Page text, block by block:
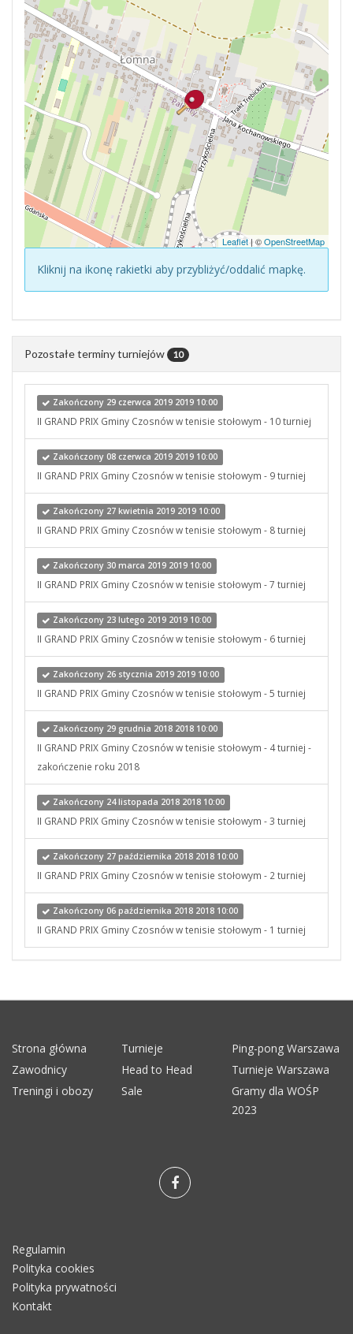
Leaflet| ©OpenStreetMap
Kliknij na ikonę rakietki aby przybliżyć/oddalić mapkę.
Pozostałe terminy turniejów 10
Zakończony 29 czerwca 2019 2019 10:00
II GRAND PRIX Gminy Czosnów w tenisie stołowym - 10 turniej
Zakończony 08 czerwca 2019 2019 10:00
II GRAND PRIX Gminy Czosnów w tenisie stołowym - 9 turniej
Zakończony 27 kwietnia 2019 2019 10:00
II GRAND PRIX Gminy Czosnów w tenisie stołowym - 8 turniej
Zakończony 30 marca 2019 2019 10:00
II GRAND PRIX Gminy Czosnów w tenisie stołowym - 7 turniej
Zakończony 23 lutego 2019 2019 10:00
II GRAND PRIX Gminy Czosnów w tenisie stołowym - 6 turniej
Zakończony 26 stycznia 2019 2019 10:00
II GRAND PRIX Gminy Czosnów w tenisie stołowym - 5 turniej
Zakończony 29 grudnia 2018 2018 10:00
II GRAND PRIX Gminy Czosnów w tenisie stołowym - 4 turniej -
zakończenie roku 2018
Zakończony 24 listopada 2018 2018 10:00
II GRAND PRIX Gminy Czosnów w tenisie stołowym - 3 turniej
Zakończony 27 października 2018 2018 10:00
II GRAND PRIX Gminy Czosnów w tenisie stołowym - 2 turniej
Zakończony 06 października 2018 2018 10:00
II GRAND PRIX Gminy Czosnów w tenisie stołowym - 1 turniej
Strona główna Turnieje
Ping-pong Warszawa
Zawodnicy
Head to Head
Turnieje Warszawa
Treningi i obozy
Sale
Gramy dla WOŚP
2023
Regulamin
Polityka cookies
Polityka prywatności
Kontakt